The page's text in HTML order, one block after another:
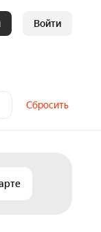
Войти
Сбросить